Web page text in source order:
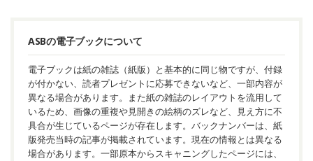
ASBの電子ブックについて
電子ブックは紙の雑誌（紙版）と基本的に同じ物ですが、付録
が付かない、読者プレゼントに応募できないなど、一部内容が
異なる場合があります。また紙の雑誌のレイアウトを流用して
いるため、画像の重複や見開きの絵柄のズレなど、見え方に不
具合が生じているページが存在します。バックナンバーは、紙
版発売当時の記事が掲載されています。現在の情報とは異なる
場合があります。一部原本からスキャニングしたページには、